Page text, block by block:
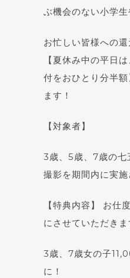
ぶ機会のない小学生
お忙しい皆様への
【夏休み中の平日
付をおひとり分半
ます！
【対象者】
3歳、5歳、7歳の七
撮影を期間内に実
【特典内容】 お仕
にさせていただきま
3歳、7歳女の子
に！